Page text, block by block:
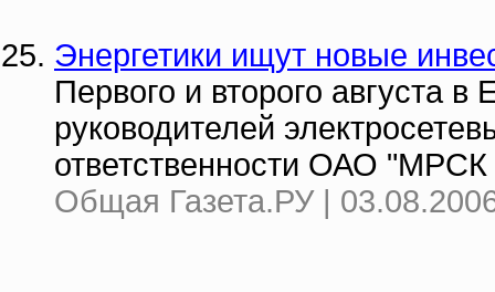
Энергетики ищут новые
Первого и второго августа
руководителей
ответственности ОАО "МРСК
Общая Газета.РУ |